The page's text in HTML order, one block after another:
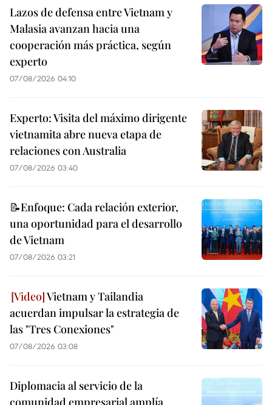
Lazos de defensa entre Vietnam y
Malasia avanzan hacia una
cooperación más práctica, según
experto
07/08/2026 04:10
Experto: Visita del máximo dirigente
vietnamita abre nueva etapa de
relaciones con Australia
07/08/2026 03:40
📝Enfoque: Cada relación exterior,
una oportunidad para el desarrollo
de Vietnam
07/08/2026 03:21
Vietnam y Tailandia
acuerdan impulsar la estrategia de
las "Tres Conexiones"
07/08/2026 03:08
Diplomacia al servicio de la